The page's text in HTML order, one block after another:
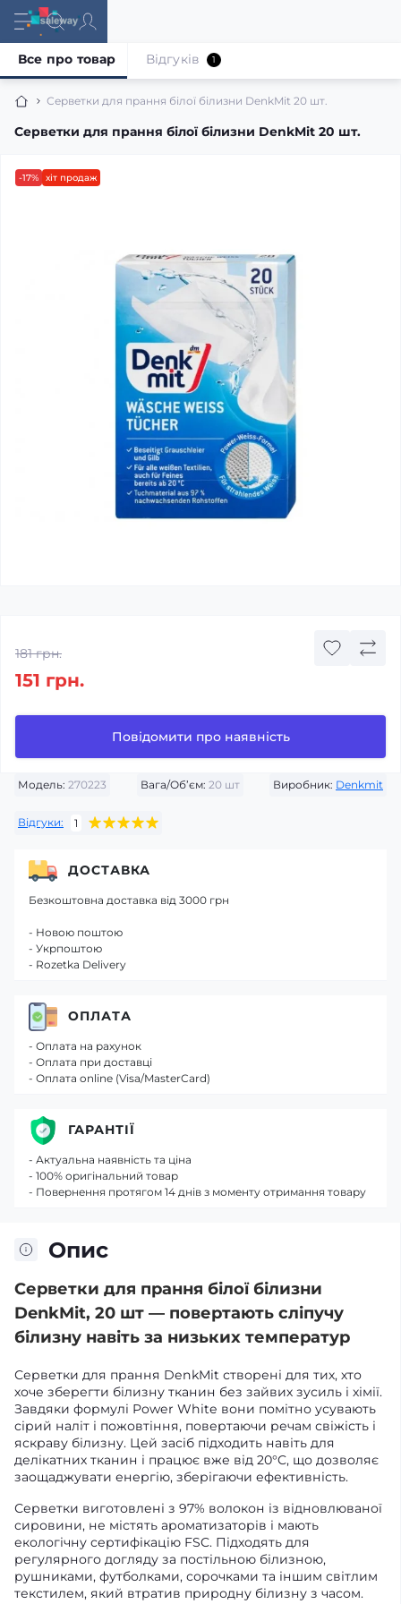
Серветки для прання білої білизни DenkMit 20 шт.
Серветки для прання білої білизни DenkMit 20 шт.
Все про товар Відгуків 1
-17% хіт продаж
Модель: 270223 Вага/Об’єм: 20 шт Виробник: Denkmit
Відгуки: 1
181 грн.
151 грн.
Повідомити про наявність
Опис
Серветки для прання білої білизни
DenkMit, 20 шт — повертають сліпучу
білизну навіть за низьких температур
Серветки для прання DenkMit створені для тих, хто
хоче зберегти білизну тканин без зайвих зусиль і хімії.
Завдяки формулі Power White вони помітно усувають
сірий наліт і пожовтіння, повертаючи речам свіжість і
яскраву білизну. Цей засіб підходить навіть для
делікатних тканин і працює вже від 20°C, що дозволяє
заощаджувати енергію, зберігаючи ефективність.
Серветки виготовлені з 97% волокон із відновлюваної
сировини, не містять ароматизаторів і мають
екологічну сертифікацію FSC. Підходять для
регулярного догляду за постільною білизною,
рушниками, футболками, сорочками та іншим світлим
текстилем, який втратив природну білизну з часом.
ДОСТАВКА
Безкоштовна доставка від 3000 грн
- Новою поштою
- Укрпоштою
- Rozetka Delivery
ОПЛАТА
- Оплата на рахунок
- Оплата при доставці
- Оплата online (Visa/MasterCard)
ГАРАНТІЇ
- Актуальна наявність та ціна
- 100% оригінальний товар
- Повернення протягом 14 днів з моменту отримання товару